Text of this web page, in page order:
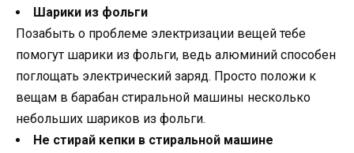
Шарики из фольги
Позабыть о проблеме электризации вещей тебе
помогут шарики из фольги, ведь алюминий способен
поглощать электрический заряд. Просто положи к
вещам в барабан стиральной машины несколько
небольших шариков из фольги.
Не стирай кепки в стиральной машине